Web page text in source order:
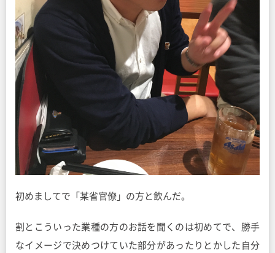
初めましてで「某省官僚」の方と飲んだ。
割とこういった業種の方のお話を聞くのは初めてで、勝手
なイメージで決めつけていた部分があったりとかした自分